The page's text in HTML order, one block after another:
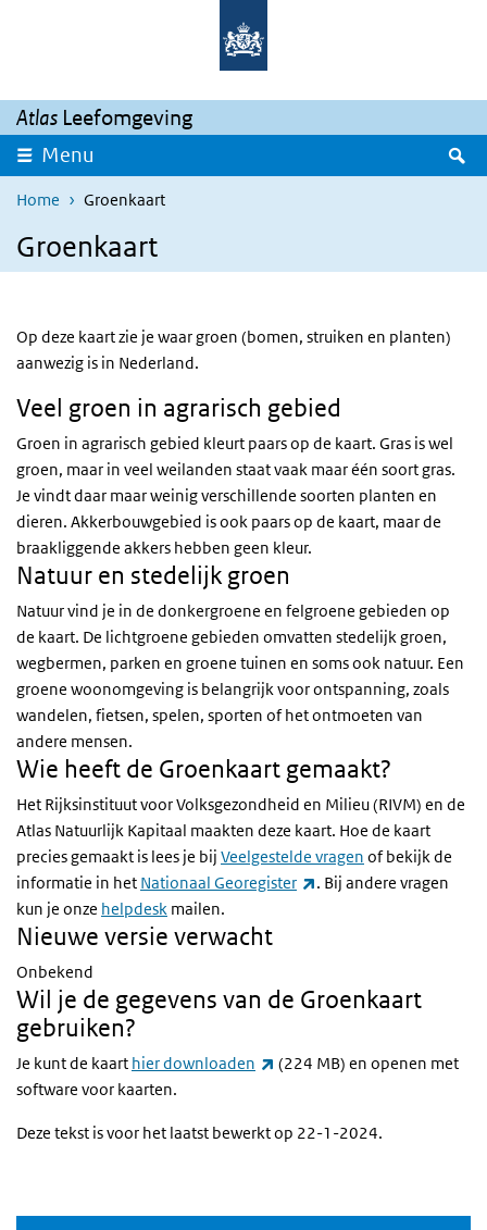
Overslaan en naar de inhoud gaan
Atlas Leefomgeving
Menu
Home Groenkaart
Groenkaart
Op deze kaart zie je waar groen (bomen, struiken en planten)
aanwezig is in Nederland.
Veel groen in agrarisch gebied
Groen in agrarisch gebied kleurt paars op de kaart. Gras is wel
groen, maar in veel weilanden staat vaak maar één soort gras.
Je vindt daar maar weinig verschillende soorten planten en
dieren. Akkerbouwgebied is ook paars op de kaart, maar de
braakliggende akkers hebben geen kleur.
Natuur en stedelijk groen
Natuur vind je in de donkergroene en felgroene gebieden op
de kaart. De lichtgroene gebieden omvatten stedelijk groen,
wegbermen, parken en groene tuinen en soms ook natuur. Een
groene woonomgeving is belangrijk voor ontspanning, zoals
wandelen, fietsen, spelen, sporten of het ontmoeten van
andere mensen.
Wie heeft de Groenkaart gemaakt?
Het Rijksinstituut voor Volksgezondheid en Milieu (RIVM) en de
Atlas Natuurlijk Kapitaal maakten deze kaart. Hoe de kaart
precies gemaakt is lees je bij Veelgestelde vragen of bekijk de
informatie in het Nationaal Georegister (externe link)
. Bij andere vragen
kun je onze helpdesk mailen.
Nieuwe versie verwacht
Onbekend
Wil je de gegevens van de Groenkaart
gebruiken?
Je kunt de kaart hier downloaden (externe link)
(224 MB) en openen met
software voor kaarten.
Deze tekst is voor het laatst bewerkt op 22-1-2024.